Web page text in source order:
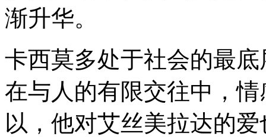
渐升华。
卡西莫多处于社会的最
在与人的有限交往中，
以，他对艾丝美拉达的